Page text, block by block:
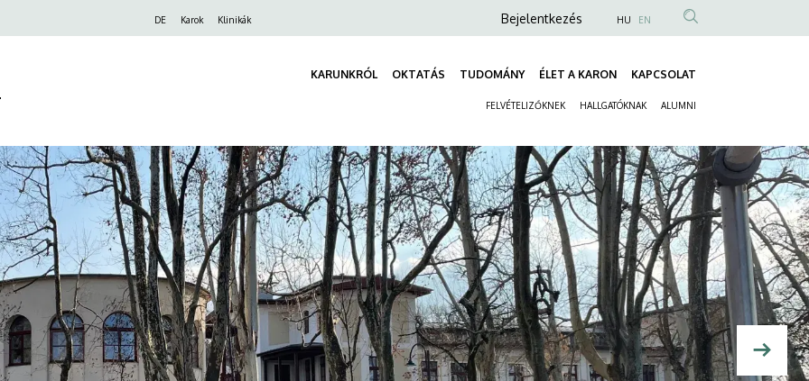
DE Karok Klinikák
Anonim
fiók
menüje
Bejelentkezés HU EN
KARUNKRÓL OKTATÁS TUDOMÁNY ÉLET A KARON KAPCSOLAT
navigáció
FELVÉTELIZŐKNEK HALLGATÓKNAK ALUMNI